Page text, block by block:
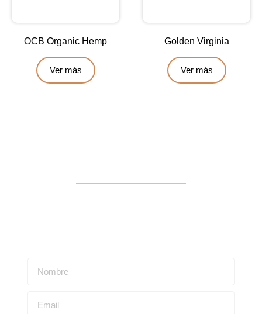
OCB Organic Hemp
Ver más
Golden Virginia
Ver más